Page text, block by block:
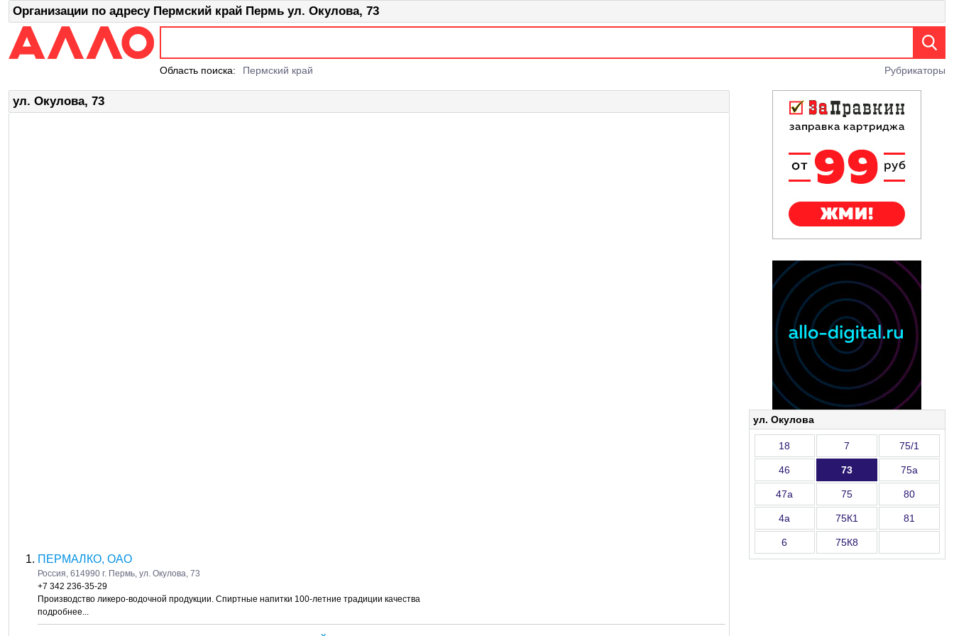
Организации по адресу Пермский край Пермь ул. Окулова, 73
Рубрикаторы
Область поиска: Пермский край
ул. Окулова, 73
ПЕРМАЛКО, ОАО
Россия, 614990 г. Пермь, ул. Окулова, 73
+7 342 236-35-29
Производство ликеро-водочной продукции. Спиртные напитки 100-летние традиции качества
подробнее...
ул. Окулова
18 7 75/1
46 73 75а
47а 75 80
4а 75К1 81
6 75К8